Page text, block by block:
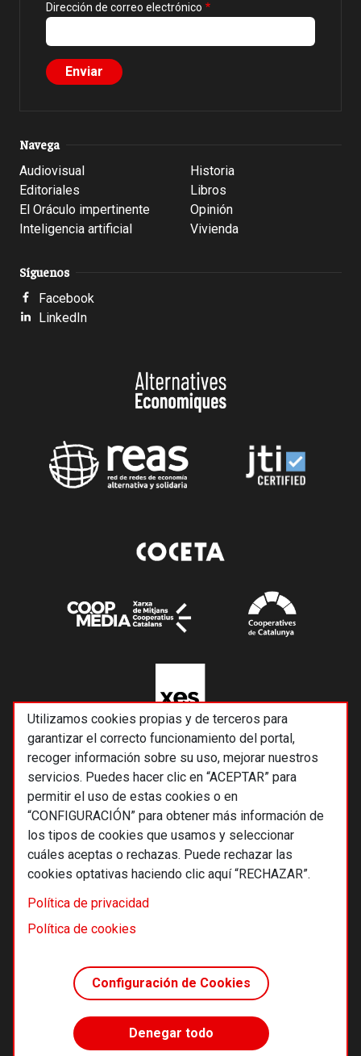
Utilizamos cookies propias y de terceros para
garantizar el correcto funcionamiento del portal,
recoger información sobre su uso, mejorar nuestros
servicios. Puedes hacer clic en “ACEPTAR” para
permitir el uso de estas cookies o en
“CONFIGURACIÓN” para obtener más información de
los tipos de cookies que usamos y seleccionar
cuáles aceptas o rechazas. Puede rechazar las
cookies optativas haciendo clic aquí “RECHAZAR”.
Política de privacidad
Política de cookies
Configuración de Cookies
Denegar todo
Dirección de correo electrónico
Navega
Audiovisual
Editoriales
El Oráculo impertinente
Inteligencia artificial
Historia
Libros
Opinión
Vivienda
Síguenos
Facebook
LinkedIn
© 2026 Alternativas económicas SCCL
Footer
Términos y condiciones de uso
Política de cookies
Principios editoriales